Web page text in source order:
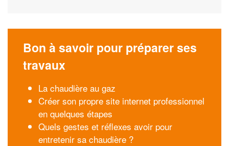
Bon à savoir pour préparer ses
travaux
La chaudière au gaz
Créer son propre site internet professionnel
en quelques étapes
Quels gestes et réflexes avoir pour
entretenir sa chaudière ?